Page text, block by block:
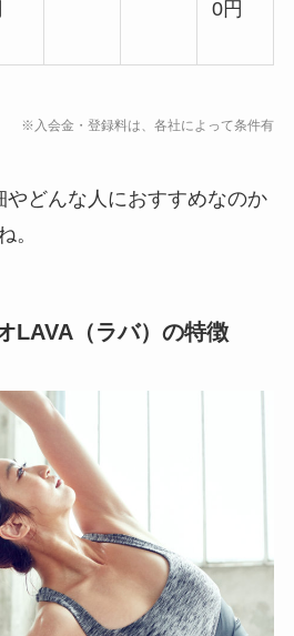
0円
※入会金・登録料は、各社によって条件有
やどんな人におすすめなのか
。
LAVA（ラバ）の特徴